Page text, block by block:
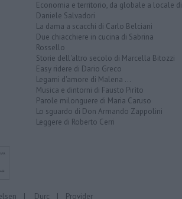
Economia e territorio, da globale a locale di
Daniele Salvadori
La dama a scacchi di Carlo Belciani
Due chiacchiere in cucina di Sabrina
Rossello
Storie dell'altro secolo di Marcella Bitozzi
Easy ridere di Dario Greco
Legami d'amore di Malena ...
Musica e dintorni di Fausto Pirìto
Parole milonguere di Maria Caruso
Lo sguardo di Don Armando Zappolini
Leggere di Roberto Cerri
| Durc | Provider